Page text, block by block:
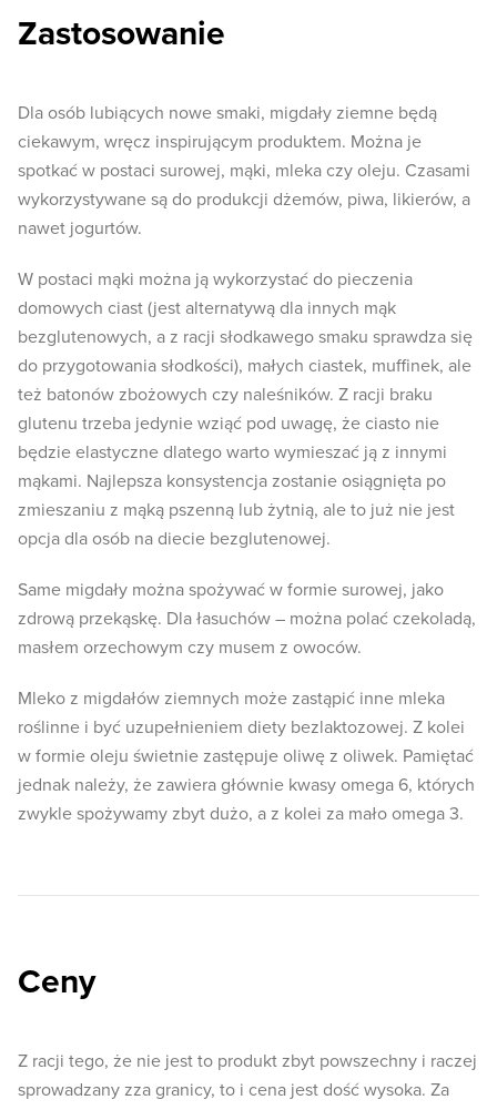
Zastosowanie
Dla osób lubiących nowe smaki, migdały ziemne będą
ciekawym, wręcz inspirującym produktem. Można je
spotkać w postaci surowej, mąki, mleka czy oleju. Czasami
wykorzystywane są do produkcji dżemów, piwa, likierów, a
nawet jogurtów.
W postaci mąki można ją wykorzystać do pieczenia
domowych ciast (jest alternatywą dla innych mąk
bezglutenowych, a z racji słodkawego smaku sprawdza się
do przygotowania słodkości), małych ciastek, muffinek, ale
też batonów zbożowych czy naleśników. Z racji braku
glutenu trzeba jedynie wziąć pod uwagę, że ciasto nie
będzie elastyczne dlatego warto wymieszać ją z innymi
mąkami. Najlepsza konsystencja zostanie osiągnięta po
zmieszaniu z mąką pszenną lub żytnią, ale to już nie jest
opcja dla osób na diecie bezglutenowej.
Same migdały można spożywać w formie surowej, jako
zdrową przekąskę. Dla łasuchów – można polać czekoladą,
masłem orzechowym czy musem z owoców.
Mleko z migdałów ziemnych może zastąpić inne mleka
roślinne i być uzupełnieniem diety bezlaktozowej. Z kolei
w formie oleju świetnie zastępuje oliwę z oliwek. Pamiętać
jednak należy, że zawiera głównie kwasy omega 6, których
zwykle spożywamy zbyt dużo, a z kolei za mało omega 3.
Ceny
Z racji tego, że nie jest to produkt zbyt powszechny i raczej
sprowadzany zza granicy, to i cena jest dość wysoka. Za